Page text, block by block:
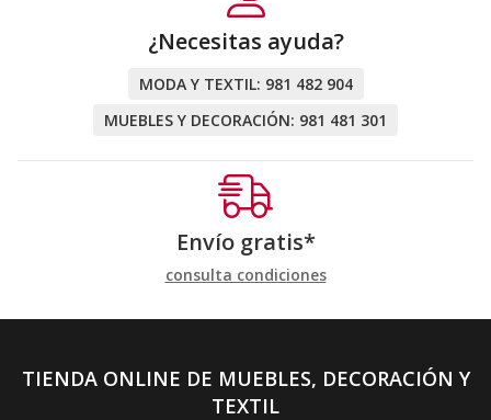
¿Necesitas ayuda?
MODA Y TEXTIL: 981 482 904
MUEBLES Y DECORACIÓN: 981 481 301
Envío gratis*
consulta condiciones
TIENDA ONLINE DE MUEBLES, DECORACIÓN Y
TEXTIL